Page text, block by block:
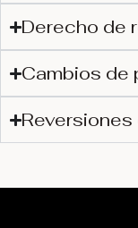
Derecho de
Cambios de